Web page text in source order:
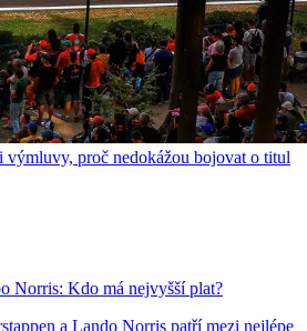
výmluvy, proč nedokážou bojovat o titul
Norris: Kdo má nejvyšší plat?
a Lando Norris patří mezi nejlépe